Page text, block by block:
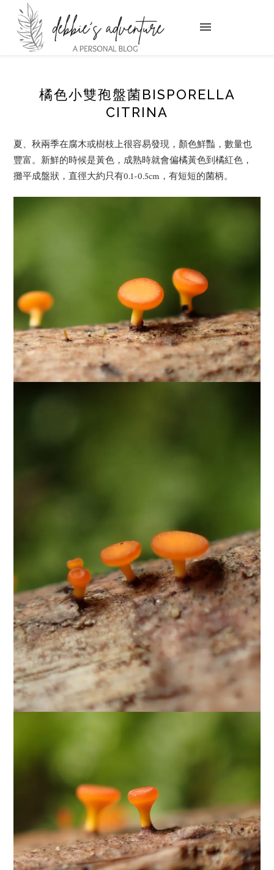
橘色小雙孢盤菌BISPORELLA
CITRINA
夏、秋兩季在腐木或樹枝上很容易發現，顏色鮮豔，數量也
豐富。新鮮的時候是黃色，成熟時就會偏橘黃色到橘紅色，
攤平成盤狀，直徑大約只有0.1-0.5cm，有短短的菌柄。